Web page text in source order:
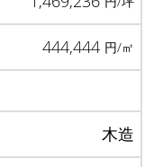
444,444 円/㎡
木造